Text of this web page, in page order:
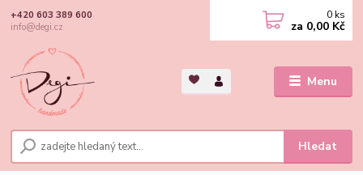
Menu
Hledat
+420 603 389 600
info@degi.cz
0 ks
za 0,00 Kč